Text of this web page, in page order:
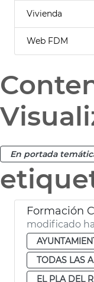
Vivienda
Web FDM
En portada
Formación
modificado
TODAS LAS
EL PLA DEL